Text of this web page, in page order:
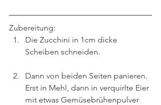
Zubereitung:
Die Zucchini in 1cm dicke
Scheiben schneiden.
Dann von beiden Seiten panieren.
Erst in Mehl, dann in verquirlte Eier
mit etwas Gemüsebrühenpulver